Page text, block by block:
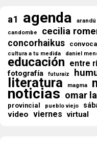
a1 agenda arandú
candombe cecilia
concorhaikus
cultura a tu medida daniel
educación entre
fotografía futuraíz
literatura magma
noticias omar
provincial pueblo viejo
video viernes virtual